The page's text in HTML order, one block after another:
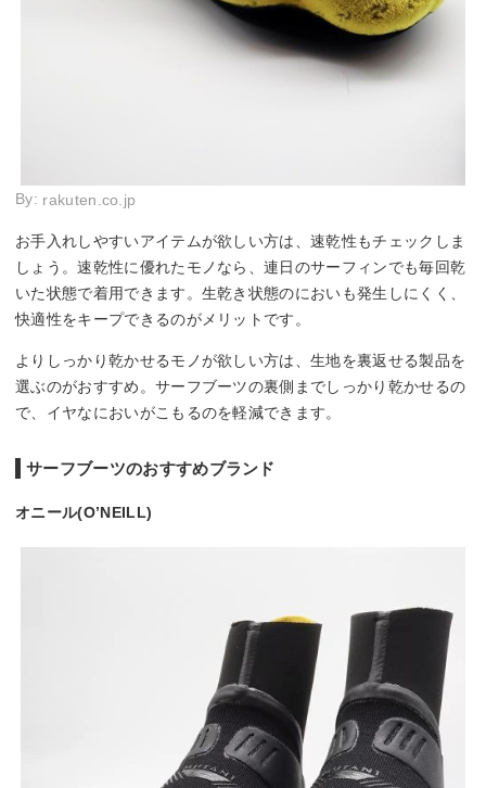
By: rakuten.co.jp
お手入れしやすいアイテムが欲しい方は、速乾性もチェックしま
しょう。速乾性に優れたモノなら、連日のサーフィンでも毎回乾
いた状態で着用できます。生乾き状態のにおいも発生しにくく、
快適性をキープできるのがメリットです。
よりしっかり乾かせるモノが欲しい方は、生地を裏返せる製品を
選ぶのがおすすめ。サーフブーツの裏側までしっかり乾かせるの
で、イヤなにおいがこもるのを軽減できます。
サーフブーツのおすすめブランド
オニール(O’NEILL)